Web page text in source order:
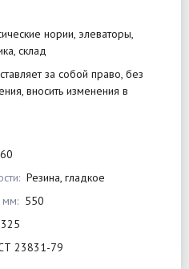
нории, элеваторы,
склад
за собой право, без
вносить изменения в
Резина, гладкое
мм: 550
325
23831-79